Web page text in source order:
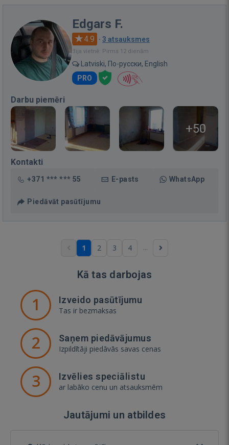
Edgars F.
4.9 · 3 atsauksmes
Bija vietnē: Pirms 12 dienām
Latviski, По-русски, English
PRO
Darbu piemēri
+50
Kontakti
+371 *** *** 55 E-pasts WhatsApp
Piedāvāt pasūtījumu
1 2 3 4 ...
Kā tas darbojas
1 Izveido pasūtījumu
Tas ir bezmaksas
2 Saņem piedāvājumus
Izpildītāji piedāvās savas cenas
3 Izvēlies speciālistu
ar labāko cenu un atsauksmēm
Jautājumi un atbildes